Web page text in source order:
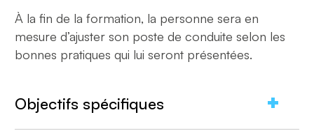
À la fin de la formation, la personne sera en
mesure d’ajuster son poste de conduite selon les
bonnes pratiques qui lui seront présentées.
Objectifs spécifiques